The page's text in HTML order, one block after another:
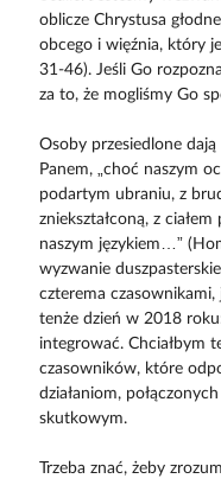
oblicze Chrystusa
obcego i więźnia, który
31-46). Jeśli Go
za to, że mogliśmy Go
Osoby przesiedlone
Panem, „choć naszym
podartym ubraniu, z
zniekształconą, z
naszym językiem…”
wyzwanie
czterema czasownikami,
tenże dzień w 2018
integrować. Chciałbym
czasowników, które
działaniom,
skutkowym.
Trzeba znać, żeby